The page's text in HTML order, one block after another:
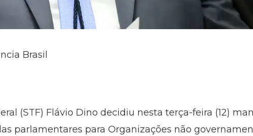
Brasil
(STF) Flávio Dino decidiu nesta terça-feira (12)
parlamentares para Organizações não